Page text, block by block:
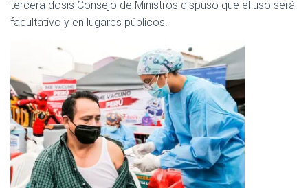
C
tercera dosis Consejo de Ministros dispuso que el uso será
facultativo y en lugares públicos.